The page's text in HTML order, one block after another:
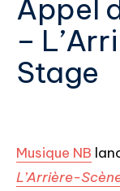
Appel
–
Stage
Musique NB
L’Arrière-